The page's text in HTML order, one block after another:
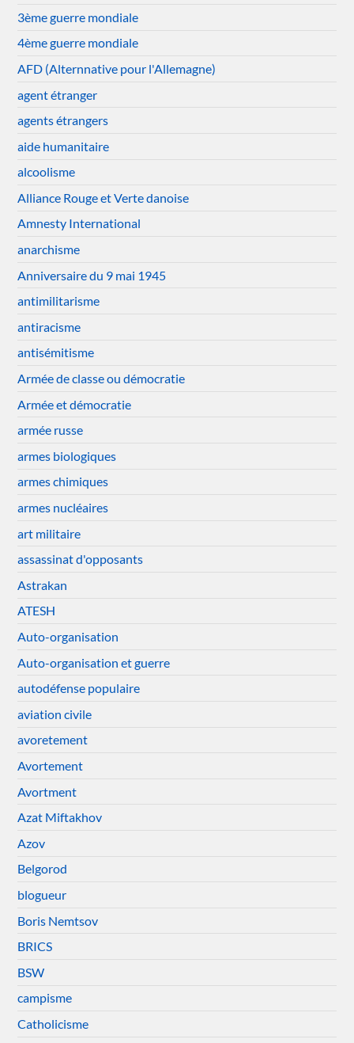
3ème guerre mondiale
4ème guerre mondiale
AFD (Alternnative pour l'Allemagne)
agent étranger
agents étrangers
aide humanitaire
alcoolisme
Alliance Rouge et Verte danoise
Amnesty International
anarchisme
Anniversaire du 9 mai 1945
antimilitarisme
antiracisme
antisémitisme
Armée de classe ou démocratie
Armée et démocratie
armée russe
armes biologiques
armes chimiques
armes nucléaires
art militaire
assassinat d'opposants
Astrakan
ATESH
Auto-organisation
Auto-organisation et guerre
autodéfense populaire
aviation civile
avoretement
Avortement
Avortment
Azat Miftakhov
Azov
Belgorod
blogueur
Boris Nemtsov
BRICS
BSW
campisme
Catholicisme